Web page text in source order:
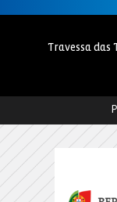
Travessa das